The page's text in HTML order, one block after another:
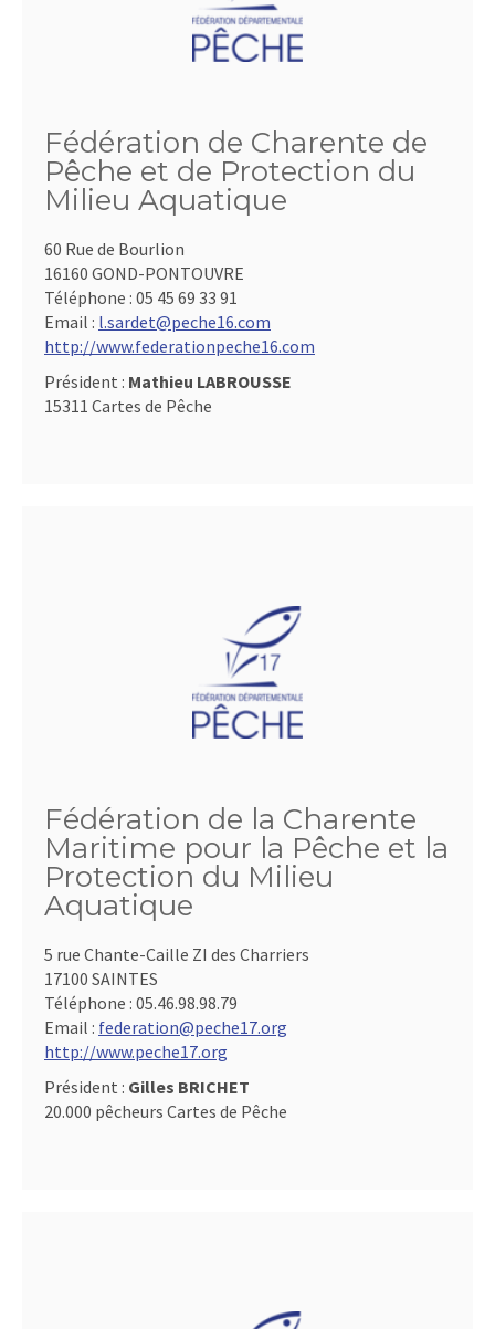
Fédération de Charente de
Pêche et de Protection du
Milieu Aquatique
60 Rue de Bourlion
16160 GOND-PONTOUVRE
Téléphone : 05 45 69 33 91
Email : l.sardet@peche16.com
http://www.federationpeche16.com
Président : Mathieu LABROUSSE
15311 Cartes de Pêche
Fédération de la Charente
Maritime pour la Pêche et la
Protection du Milieu
Aquatique
5 rue Chante-Caille ZI des Charriers
17100 SAINTES
Téléphone : 05.46.98.98.79
Email : federation@peche17.org
http://www.peche17.org
Président : Gilles BRICHET
20.000 pêcheurs Cartes de Pêche